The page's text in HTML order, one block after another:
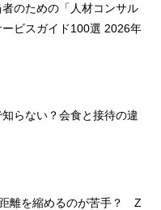
のための「人材コンサル
ビスガイド100選 2026年
らない？会食と接待の違
離を縮めるのが苦手？ Z